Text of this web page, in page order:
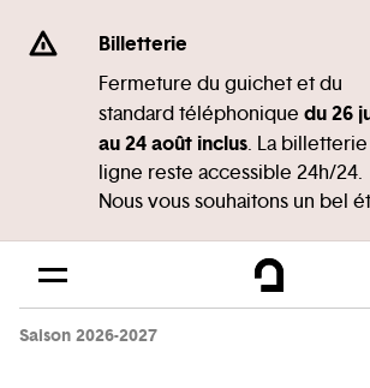
Se rendre au
Contenu principal
Pied de page
Billetterie
Fermeture du guichet et du
standard téléphonique du 26
au 24 août inclus. La
ligne reste accessible 24h/24.
Nous vous souhaitons un bel
Saison 2026-2027